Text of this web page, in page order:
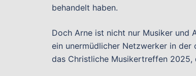
behandelt haben.
Doch Arne ist nicht nur Musiker und
ein unermüdlicher Netzwerker in der
das Christliche Musikertreffen